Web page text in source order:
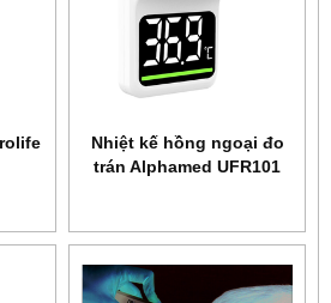
Nhiệt kế hồng ngoại đo
trán Alphamed UFR101